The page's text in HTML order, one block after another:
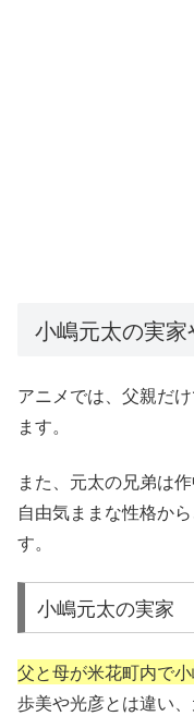
小嶋元太の実
アニメでは、父親だ
ます。
また、元太の兄弟は
自由気ままな性格か
す。
小嶋元太の実家
父と母が米花町内で
歩美や光彦とは違い